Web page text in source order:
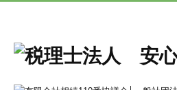
ホーム
相続税業務